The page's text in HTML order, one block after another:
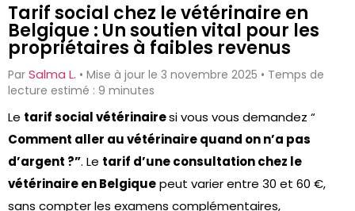
Tarif social chez le vétérinaire en
Belgique : Un soutien vital pour les
propriétaires à faibles revenus
Par Salma L. • Mise à jour le 3 novembre 2025 • Temps de
lecture estimé : 9 minutes
Le tarif social vétérinairesi vous vous demandez “
Comment aller au vétérinaire quand on n’a pas
d’argent ?”. Le tarif d’une consultation chez le
vétérinaire en Belgiquepeut varier entre 30 et 60 €,
sans compter les examens complémentaires,